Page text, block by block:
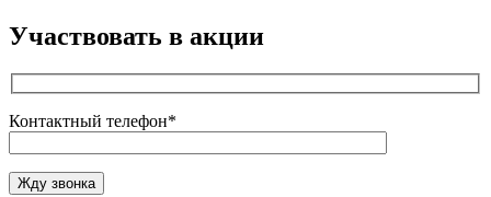
Участвовать в акции
Контактный телефон*
Оставьте это поле пустым.
Жду звонка